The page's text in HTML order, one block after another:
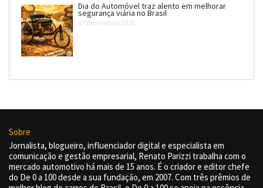
Dia do Automóvel traz alento em melhorar
segurança viária no Brasil
17 de maio de 2026
Sobre
Jornalista, blogueiro, influenciador digital e especialista em
comunicação e gestão empresarial, Renato Parizzi trabalha com o
mercado automotivo há mais de 15 anos. É o criador e editor chefe
do De 0 a 100 desde a sua fundação, em 2007. Com três prêmios de